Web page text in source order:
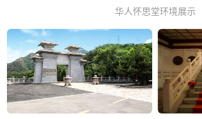
华人怀思堂环境展示